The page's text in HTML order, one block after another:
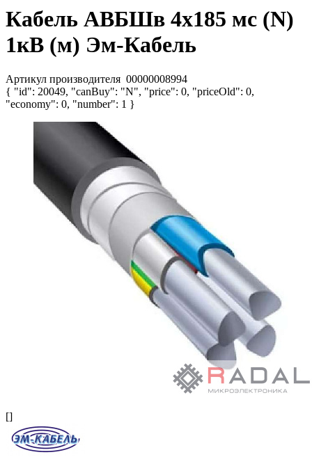
Кабель АВБШв 4х185 мс (N)
1кВ (м) Эм-Кабель
Артикул производителя 00000008994
{ "id": 20049, "canBuy": "N", "price": 0, "priceOld": 0,
"economy": 0, "number": 1 }
[]